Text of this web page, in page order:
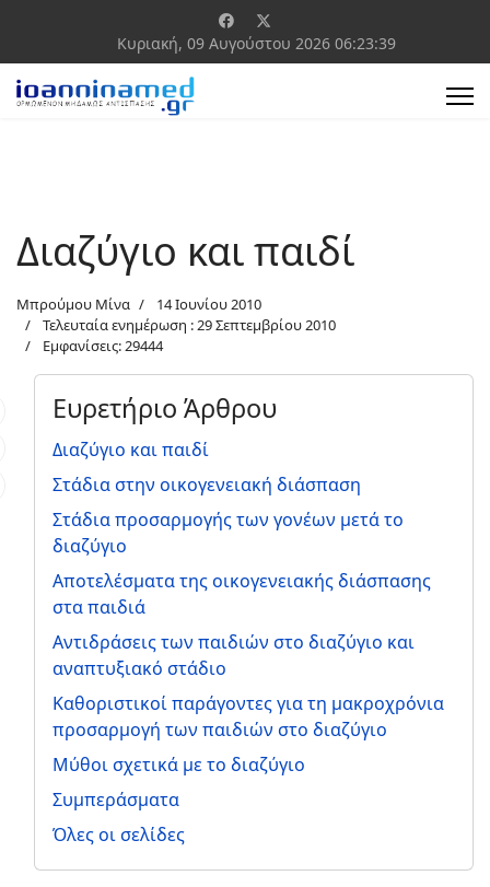
Κυριακή, 09 Αυγούστου 2026 06:23:39
Διαζύγιο και παιδί
Μπρούμου Μίνα
14 Ιουνίου 2010
Τελευταία ενημέρωση : 29 Σεπτεμβρίου 2010
Εμφανίσεις: 29444
Ευρετήριο Άρθρου
Διαζύγιο και παιδί
Στάδια στην οικογενειακή διάσπαση
Στάδια προσαρμογής των γονέων μετά το
διαζύγιο
Αποτελέσματα της οικογενειακής διάσπασης
στα παιδιά
Αντιδράσεις των παιδιών στο διαζύγιο και
αναπτυξιακό στάδιο
Καθοριστικοί παράγοντες για τη μακροχρόνια
προσαρμογή των παιδιών στο διαζύγιο
Μύθοι σχετικά με το διαζύγιο
Συμπεράσματα
Όλες οι σελίδες